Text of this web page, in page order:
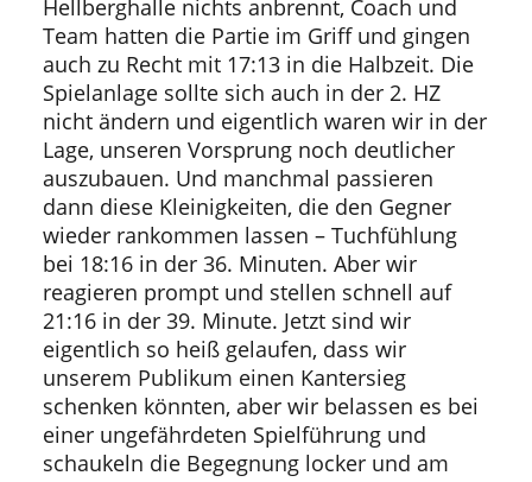
Hellberghalle nichts anbrennt, Coach und
Team hatten die Partie im Griff und gingen
auch zu Recht mit 17:13 in die Halbzeit. Die
Spielanlage sollte sich auch in der 2. HZ
nicht ändern und eigentlich waren wir in der
Lage, unseren Vorsprung noch deutlicher
auszubauen. Und manchmal passieren
dann diese Kleinigkeiten, die den Gegner
wieder rankommen lassen – Tuchfühlung
bei 18:16 in der 36. Minuten. Aber wir
reagieren prompt und stellen schnell auf
21:16 in der 39. Minute. Jetzt sind wir
eigentlich so heiß gelaufen, dass wir
unserem Publikum einen Kantersieg
schenken könnten, aber wir belassen es bei
einer ungefährdeten Spielführung und
schaukeln die Begegnung locker und am